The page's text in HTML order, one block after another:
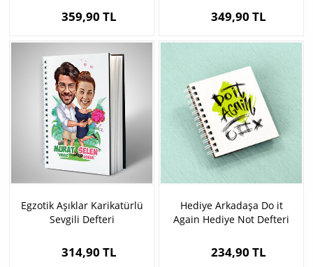
359,90 TL 349,90 TL
Egzotik Aşıklar Karikatürlü
Sevgili Defteri
314,90 TL
Hediye Arkadaşa Do it
Again Hediye Not Defteri
234,90 TL